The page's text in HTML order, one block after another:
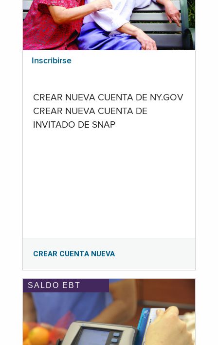
Inscribirse
CREAR NUEVA CUENTA DE NY.GOV
CREAR NUEVA CUENTA DE
INVITADO DE SNAP
CREAR CUENTA NUEVA
SALDO EBT